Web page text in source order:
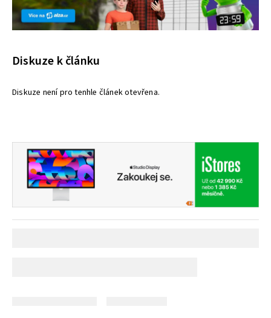
Diskuze k článku
Diskuze není pro tenhle článek otevřena.